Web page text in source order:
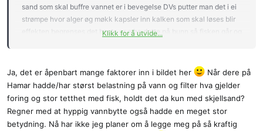
sand som skal buffre vannet er i bevegelse DVs putter man det i ei
strømpe hvor alger øg møkk kapsler inn kalken som skal løses blir
effekten begrenses det beste er o ha dette på bunn så fisken går og
passerer igjennom da vil også kalken løses kontinuerlig, husk hardt
vann gir også fisken lettere sumi flekker og mer svart i fisken. på
Hamar er det veldig bløtt vann og lite problemer med dette, filtrene
fungerer bra lell
Klikk for å utvide...
Ja, det er åpenbart mange faktorer inn i bildet her
Når dere på
Hamar hadde/har størst belastning på vann og filter hva gjelder
foring og stor tetthet med fisk, holdt det da kun med skjellsand?
Regner med at hyppig vannbytte også hadde en meget stor
betydning. Nå har ikke jeg planer om å legge meg på så kraftig